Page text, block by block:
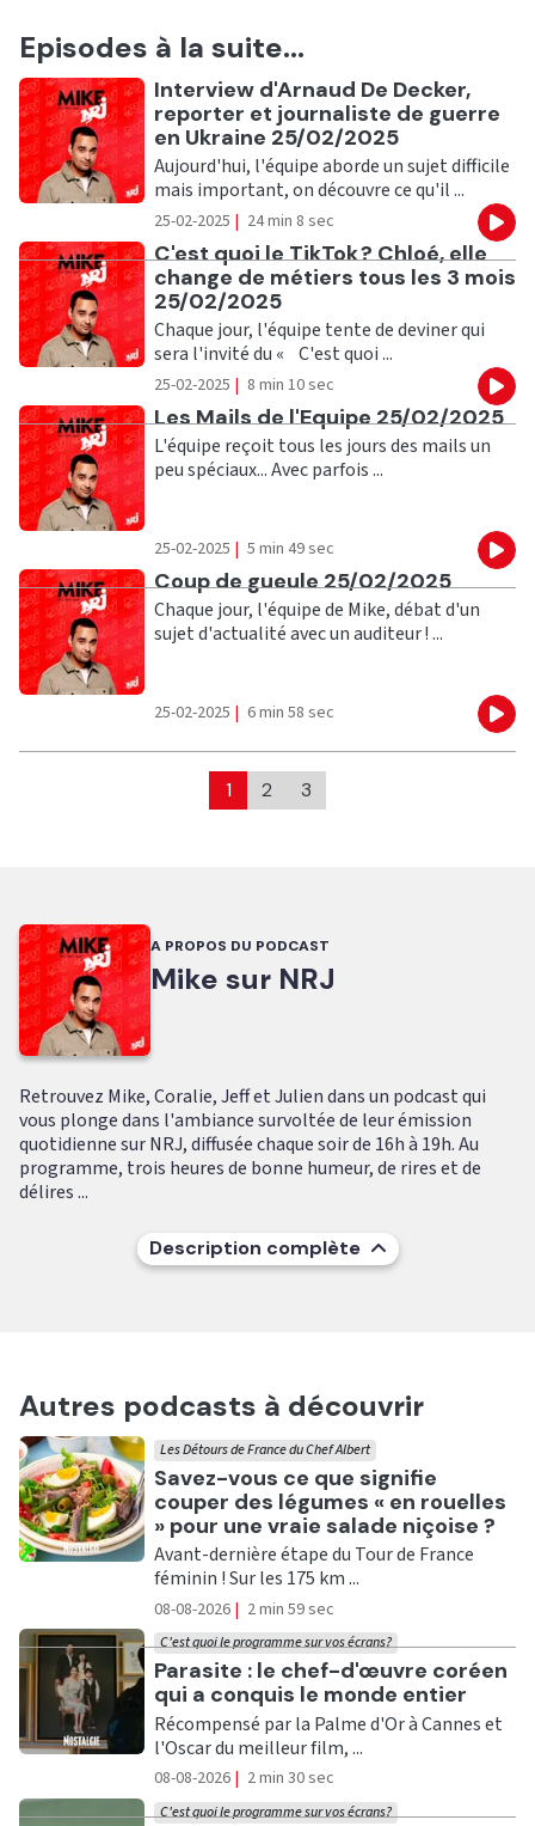
Episodes à la suite...
Ecouter
Interview d'Arnaud De Decker,
reporter et journaliste de guerre
en Ukraine 25/02/2025
Aujourd'hui, l'équipe aborde un sujet difficile
mais important, on découvre ce qu'il ...
25-02-2025 | 24 min 8 sec
Ecouter
C'est quoi le TikTok ? Chloé, elle
change de métiers tous les 3 mois
25/02/2025
Chaque jour, l'équipe tente de deviner qui
sera l'invité du « C'est quoi ...
25-02-2025 | 8 min 10 sec
Ecouter
Les Mails de l'Equipe 25/02/2025
L'équipe reçoit tous les jours des mails un
peu spéciaux... Avec parfois ...
25-02-2025 | 5 min 49 sec
Ecouter
Coup de gueule 25/02/2025
Chaque jour, l'équipe de Mike, débat d'un
sujet d'actualité avec un auditeur ! ...
25-02-2025 | 6 min 58 sec
1 2 3
A PROPOS DU PODCAST
Mike sur NRJ
Retrouvez Mike, Coralie, Jeff et Julien dans un podcast qui
vous plonge dans l'ambiance survoltée de leur émission
quotidienne sur NRJ, diffusée chaque soir de 16h à 19h. Au
programme, trois heures de bonne humeur, de rires et de
délires ...
Description complète
Autres podcasts à découvrir
Ecouter
Savez-vous ce que signifie
couper des légumes « en rouelles
» pour une vraie salade niçoise ?
Les Détours de France du Chef Albert
Avant-dernière étape du Tour de France
féminin ! Sur les 175 km ...
08-08-2026 | 2 min 59 sec
Ecouter
Parasite : le chef-d'œuvre coréen
qui a conquis le monde entier
C'est quoi le programme sur vos écrans?
Récompensé par la Palme d'Or à Cannes et
l'Oscar du meilleur film, ...
08-08-2026 | 2 min 30 sec
C'est quoi le programme sur vos écrans?